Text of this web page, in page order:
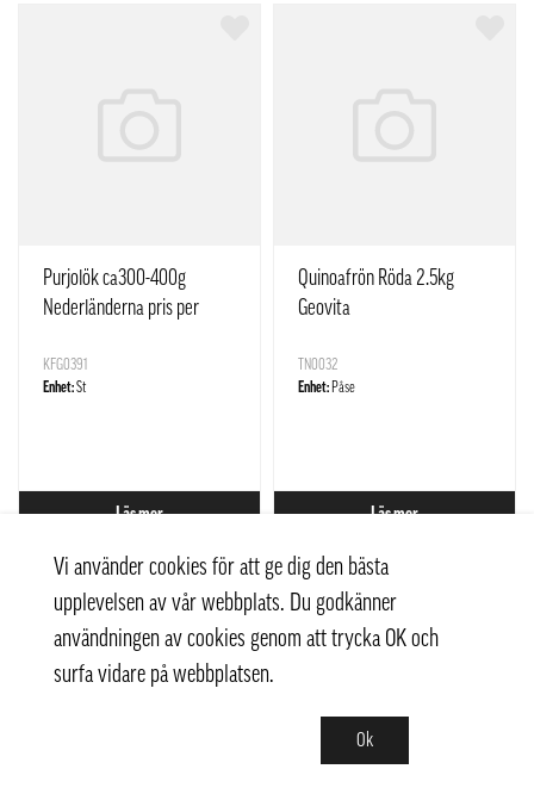
Purjolök ca300-400g
Nederländerna pris per
KFG0391
Enhet:St
Läs mer
Quinoafrön Röda 2.5kg
Geovita
TN0032
Enhet: Påse
Läs mer
Vi använder cookies för att ge dig den bästa
upplevelsen av vår webbplats. Du godkänner
användningen av cookies genom att trycka OK och
surfa vidare på webbplatsen.
Ok